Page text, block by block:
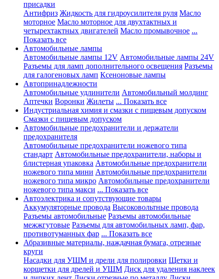
присадки
Антифриз Жидкость для гидроусилителя руля Масло
моторное Масло моторное для двухтактных и
четырехтактных двигателей Масло промывочное ...
Показать все
Автомобильные лампы
Автомобильные лампы 12V Автомобильные лампы 24V
Разъемы для ламп дополнительного освещения Разъемы
для галогеновых ламп Ксеноновые лампы
Автопринадлежности
Автомобильные удлинители Автомобильный молдинг
Аптечки Воронки Жилеты ... Показать все
Индустриальная химия и смазки с пищевым допуском
Смазки с пищевым допуском
Автомобильные предохранители и держатели
предохранителя
Автомобильные предохранители ножевого типа
стандарт Автомобильные предохранители, наборы и
блистерная упаковка Автомобильные предохранители
ножевого типа мини Автомобильные предохранители
ножевого типа микро Автомобильные предохранители
ножевого типа макси ... Показать все
Автоэлектрика и сопутствующие товары
Аккумуляторные провода Высоковольтные провода
Разъемы автомобильные Разъемы автомобильные
межжгутовые Разъемы для автомобильных ламп, фар,
противотуманных фар ... Показать все
Абразивные материалы, наждачная бумага, отрезные
круги
Насадки для УШМ и дрели для полировки Щетки и
корщетки для дрелей и УШМ Диск для удаления наклеек